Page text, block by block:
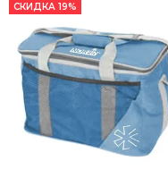
СКИДКА 19%